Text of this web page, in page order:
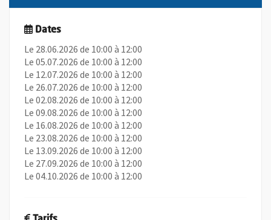
Dates
Le 28.06.2026 de 10:00 à 12:00
Le 05.07.2026 de 10:00 à 12:00
Le 12.07.2026 de 10:00 à 12:00
Le 26.07.2026 de 10:00 à 12:00
Le 02.08.2026 de 10:00 à 12:00
Le 09.08.2026 de 10:00 à 12:00
Le 16.08.2026 de 10:00 à 12:00
Le 23.08.2026 de 10:00 à 12:00
Le 13.09.2026 de 10:00 à 12:00
Le 27.09.2026 de 10:00 à 12:00
Le 04.10.2026 de 10:00 à 12:00